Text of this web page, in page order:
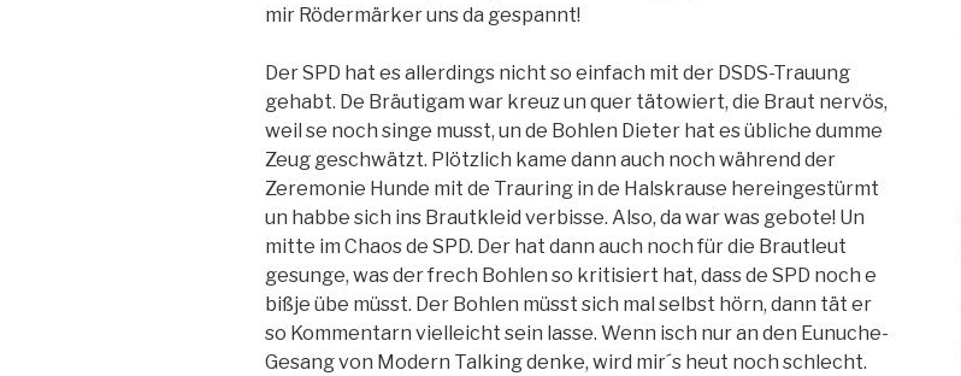
mir Rödermärker uns da gespannt!
Der SPD hat es allerdings nicht so einfach mit der DSDS-Trauung
gehabt. De Bräutigam war kreuz un quer tätowiert, die Braut nervös,
weil se noch singe musst, un de Bohlen Dieter hat es übliche dumme
Zeug geschwätzt. Plötzlich kame dann auch noch während der
Zeremonie Hunde mit de Trauring in de Halskrause hereingestürmt
un habbe sich ins Brautkleid verbisse. Also, da war was gebote! Un
mitte im Chaos de SPD. Der hat dann auch noch für die Brautleut
gesunge, was der frech Bohlen so kritisiert hat, dass de SPD noch e
bißje übe müsst. Der Bohlen müsst sich mal selbst hörn, dann tät er
so Kommentarn vielleicht sein lasse. Wenn isch nur an den Eunuche-
Gesang von Modern Talking denke, wird mir´s heut noch schlecht.